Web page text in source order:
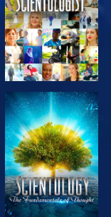
UDFORSK
SERIEN